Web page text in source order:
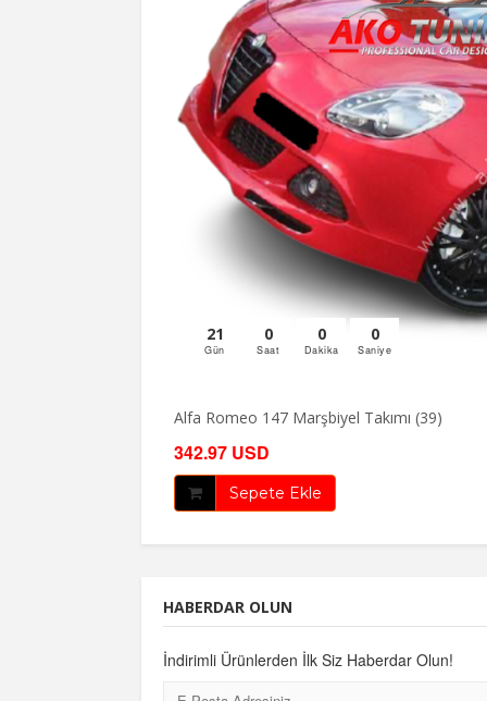
21
Gün
0
Saat
0
Dakika
0
Saniye
Alfa Romeo 147 Marşbiyel Takımı (39)
342.97 USD
Sepete Ekle
HABERDAR OLUN
İndirimli Ürünlerden İlk Siz Haberdar Olun!